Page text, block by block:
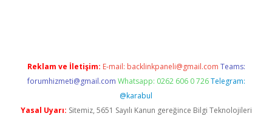
Reklam ve İletişim: E-mail: backlinkpaneli@gmail.com Teams:
forumhizmeti@gmail.com Whatsapp: 0262 606 0 726 Telegram:
@karabul
Yasal Uyarı: Sitemiz, 5651 Sayılı Kanun gereğince Bilgi Teknolojileri